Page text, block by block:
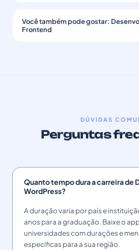
Você também pode gostar:
Frontend
DÚVIDAS
Perguntas
Quanto tempo dura a carreira de
WordPress?
A duração varia por país e
anos para a graduação. Baixe o
universidades com durações e
específicas para a sua região.